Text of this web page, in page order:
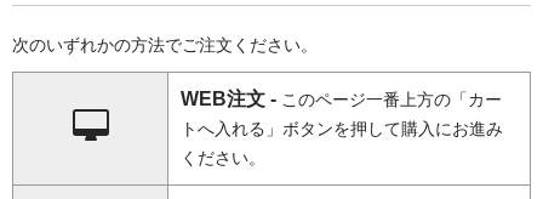
次のいずれかの方法でご注文ください。
WEB注文 - このページ一番上方の「カー
トへ入れる」ボタンを押して購入にお進み
ください。